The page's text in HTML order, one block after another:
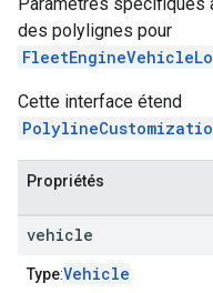
des polylignes pour
Cette interface étend
Propriétés
vehicle
Type:Vehicle